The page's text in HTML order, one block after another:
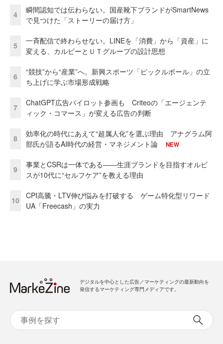
4
瞬間認知では伝わらない。国産靴下ブランドがSmartNews
で見つけた「ストーリーの届け方」
5
一斉配信で終わらせない。LINEを「消費」から「資産」に
変える、カルビーとＵＴグループの設計思想
6
“競技”から“産業”へ。新興スポーツ「ピックルボール」の立
ち上げに学ぶ市場形成戦略
7
ChatGPT広告パイロット参画も Criteoの「エージェンテ
ィック・コマース」が変える広告の判断
8
効率化の時代にあえて“超属人化”を選ぶ理由 アナグラム阿
部氏が語るAI時代の経営・マネジメント論
NEW
9
事業とCSRは一体である――生涯ブランドを目指すオルビ
スが10代に“セルフケア”を教える理由
10
CPI高騰・LTV伸び悩みを打破する ゲーム特化型リワード
UA「Freecash」の実力
デジタルを中心とした広告／マーケティングの最新動向を
発信するマーケティング専門メディアです。